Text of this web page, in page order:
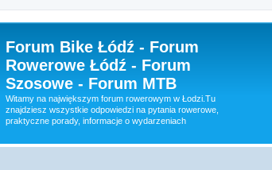
Forum Bike Łódź - Forum
Rowerowe Łódź - Forum
Szosowe - Forum MTB
Witamy na największym forum rowerowym w Łodzi.Tu
znajdziesz wszystkie odpowiedzi na pytania rowerowe,
praktyczne porady, informacje o wydarzeniach